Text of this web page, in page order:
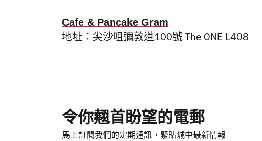
Cafe & Pancake Gram
地址 ︰ 尖沙咀彌敦道100號 The ONE L408
令你翹首盼望的電郵
馬上訂閱我們的定期通訊，緊貼城中最新情報